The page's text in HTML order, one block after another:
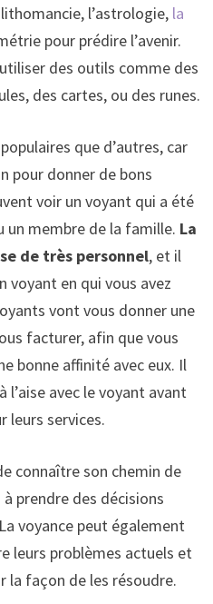
l’astrologie, la
pour prédire l’avenir.
des outils comme des
des cartes, ou des runes.
que d’autres, car
pour donner de bons
voir un voyant qui a été
un membre de la famille. La
de très personnel, et il
en qui vous avez
vont vous donner une
facturer, afin que vous
bonne affinité avec eux. Il
avec le voyant avant
leurs services.
connaître son chemin de
prendre des décisions
voyance peut également
leurs problèmes actuels et
la façon de les résoudre.